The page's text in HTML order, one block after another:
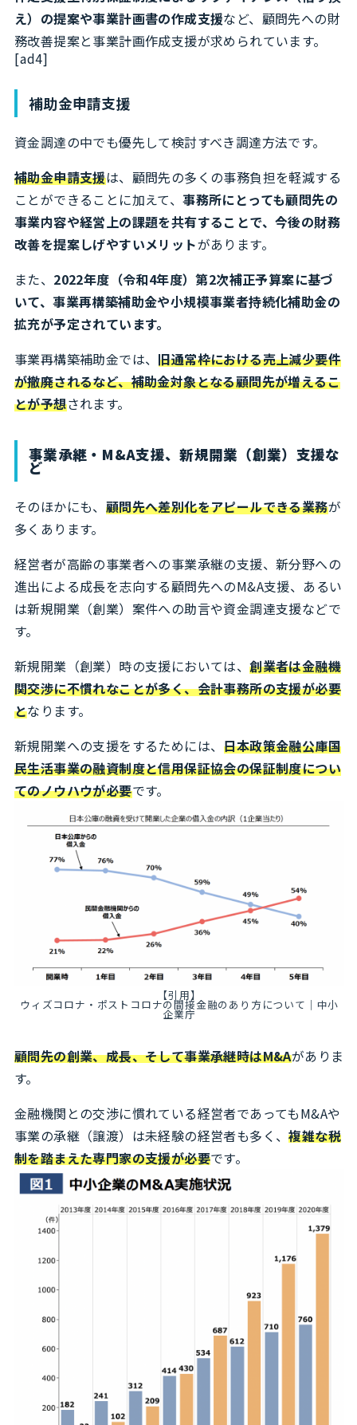
え）の提案や事業計画書の作成支援など、顧問先への財
務改善提案と事業計画作成支援が求められています。
[ad4]
補助金申請支援
資金調達の中でも優先して検討すべき調達方法です。
補助金申請支援は、顧問先の多くの事務負担を軽減する
ことができることに加えて、事務所にとっても顧問先の
事業内容や経営上の課題を共有することで、今後の財務
改善を提案しげやすいメリットがあります。
また、 2022年度（令和4年度）第2次補正予算案に基づ
いて、事業再構築補助金や小規模事業者持続化補助金の
拡充が予定されています。
事業再構築補助金では、 旧通常枠における売上減少要件
が撤廃されるなど、補助金対象となる顧問先が増えるこ
とが予想されます。
事業承継・M&A支援、新規開業（創業）支援な
ど
そのほかにも、 顧問先へ差別化をアピールできる業務が
多くあります。
経営者が高齢の事業者への事業承継の支援、新分野への
進出による成長を志向する顧問先へのM&A支援、あるい
は新規開業（創業）案件への助言や資金調達支援などで
す。
新規開業（創業）時の支援においては、創業者は金融機
関交渉に不慣れなことが多く、会計事務所の支援が必要
となります。
新規開業への支援をするためには、 日本政策金融公庫国
民生活事業の融資制度と信用保証協会の保証制度につい
てのノウハウが必要です。
【引用】
ウィズコロナ・ポストコロナの間接金融のあり方について｜中小
企業庁
顧問先の創業、成長、そして事業承継時はM&Aがありま
す。
金融機関との交渉に慣れている経営者であってもM&Aや
事業の承継（譲渡）は未経験の経営者も多く、複雑な税
制を踏まえた専門家の支援が必要です。